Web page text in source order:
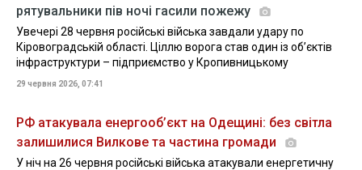
рятувальники пів ночі гасили пожежу
Увечері 28 червня російські війська завдали удару по
Кіровоградській області. Ціллю ворога став один із об’єктів
інфраструктури – підприємство у Кропивницькому
29 червня 2026, 07:41
РФ атакувала енергооб’єкт на Одещині: без світла
залишилися Вилкове та частина громади
У ніч на 26 червня російські війська атакували енергетичну